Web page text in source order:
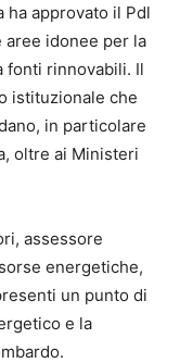
ha approvato il Pdl
aree idonee per la
fonti rinnovabili. Il
istituzionale che
in particolare
oltre ai Ministeri
assessore
energetiche,
un punto di
e la